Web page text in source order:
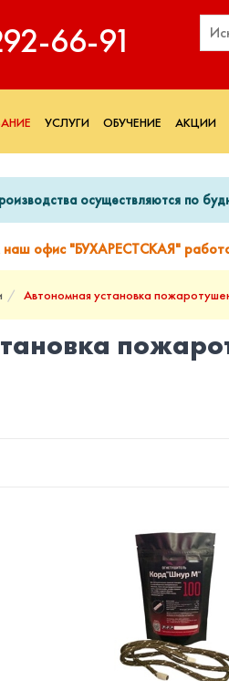
УСЛУГИ ОБУЧЕНИЕ АКЦИИ
осуществляются по
наш офис "БУХАРЕСТСКАЯ"
Автономная установка